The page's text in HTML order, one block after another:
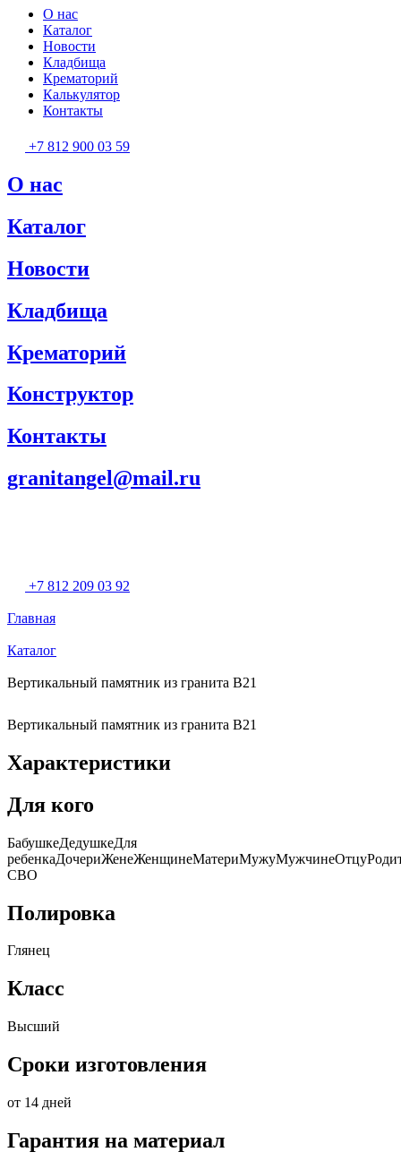
О нас
Каталог
Новости
Кладбища
Крематорий
Калькулятор
Контакты
+7 812 900 03 59
О нас
Каталог
Новости
Кладбища
Крематорий
Конструктор
Контакты
granitangel@mail.ru
+7 812 209 03 92
Главная
Каталог
Вертикальный памятник из гранита В21
Вертикальный памятник из гранита В21
Характеристики
Для кого
БабушкеДедушкеДля
СВО
Полировка
Глянец
Класс
Высший
Сроки изготовления
от 14 дней
Гарантия на материал